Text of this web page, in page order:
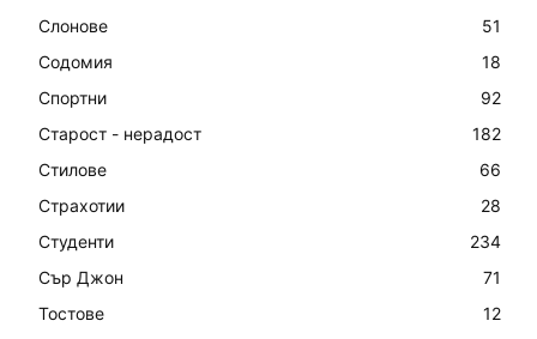
Слонове
51
Содомия
18
Спортни
92
Старост - нерадост
182
Стилове
66
Страхотии
28
Студенти
234
Сър Джон
71
Тостове
12